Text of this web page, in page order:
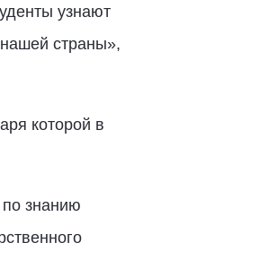
узнают
страны»,
которой в
знанию